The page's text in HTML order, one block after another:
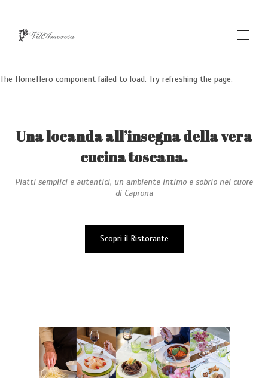
Su di noi
Contattaci
Galleria
Prenota al ristorante
The HomeHero component failed to load. Try refreshing the page.
Una locanda all’insegna della vera
cucina toscana.
Piatti semplici e autentici, un ambiente intimo e sobrio nel cuore
di Caprona
Scopri il Ristorante